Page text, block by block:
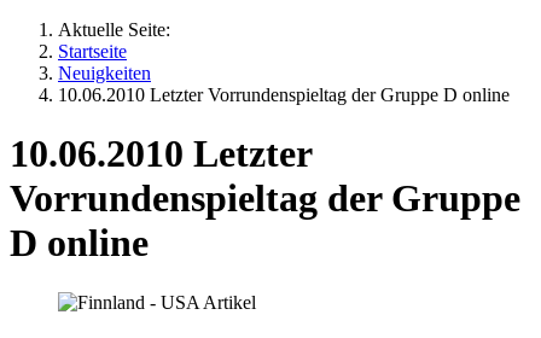
Aktuelle Seite:
Startseite
Neuigkeiten
10.06.2010 Letzter Vorrundenspieltag der Gruppe D online
10.06.2010 Letzter
Vorrundenspieltag der Gruppe
D online